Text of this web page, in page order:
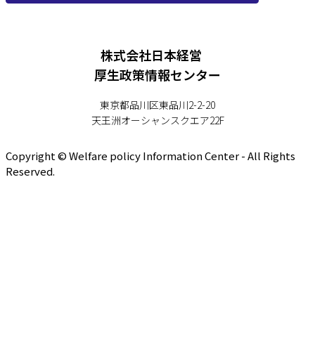
株式会社日本経営
厚生政策情報センター
東京都品川区東品川2-2-20
天王洲オーシャンスクエア22F
Copyright © Welfare policy Information Center - All Rights
Reserved.